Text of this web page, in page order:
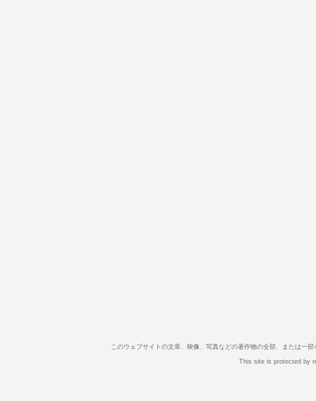
このウェブサイトの文章、映像、写真などの著作物の全部、または一
This site is protected by